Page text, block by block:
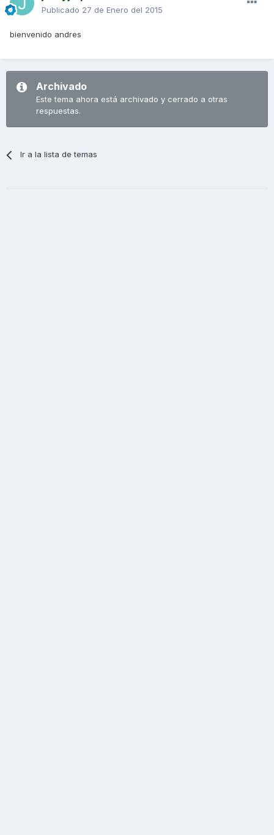
Publicado 27 de Enero del 2015
bienvenido andres
Archivado
Este tema ahora está archivado y cerrado a otras
respuestas.
Ir a la lista de temas